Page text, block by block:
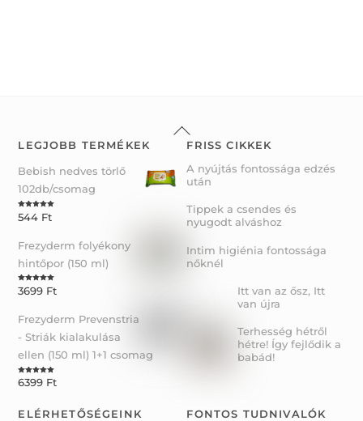
Back
To
LEGJOBB TERMÉKEK
Bebish nedves törlő
102db/csomag
Rated5.00
out of 5
544 Ft
Frezyderm folyékony
hintőpor (150 ml)
Rated5.00
out of 5
3699 Ft
Frezyderm Prevenstria
- Striák kialakulása
ellen (150 ml) 1+1 csomag
Rated5.00
out of 5
6399 Ft
FRISS CIKKEK
A nyújtás fontossága edzés
után
Tippek a csendes és
nyugodt alváshoz
Intim higiénia fontossága
nőknél
Itt van az ősz, Itt
van újra
Terhesség hétről
hétre! Így fejlődik a
babád!
ELÉRHETŐSÉGEINK
FONTOS TUDNIVALÓK